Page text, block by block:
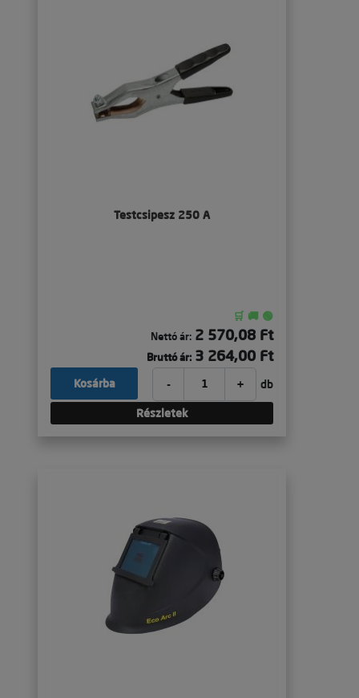
Testcsipesz 250 A
🛒 🚚 🟢
Nettó ár: 2 570,08 Ft
Bruttó ár: 3 264,00 Ft
- + db
Kosárba
Részletek